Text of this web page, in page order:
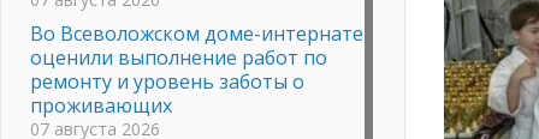
Во Всеволожском доме-интернате
оценили выполнение работ по
ремонту и уровень заботы о
проживающих
07 августа 2026